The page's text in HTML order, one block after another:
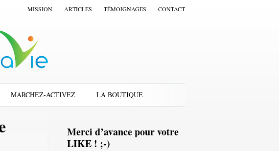
MISSION ARTICLES TÉMOIGNAGES CONTACT
MARCHEZ-ACTIVEZ LA BOUTIQUE
Merci d’avance pour votre
LIKE ! ;-)